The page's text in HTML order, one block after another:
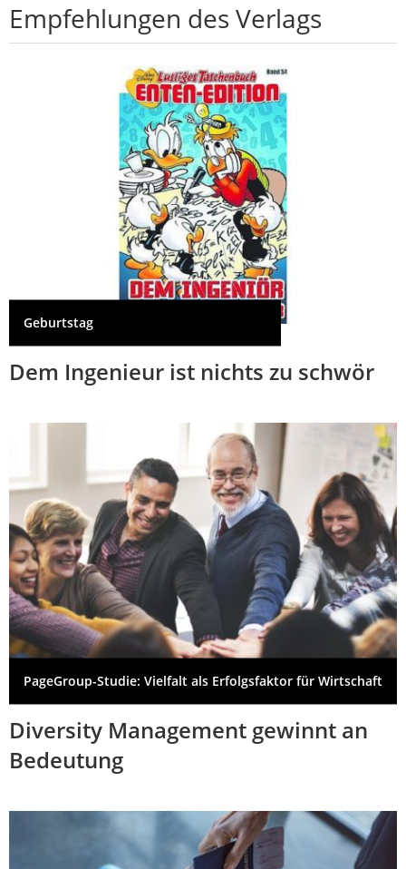
Empfehlungen des Verlags
Geburtstag
Dem Ingenieur ist nichts zu schwör
PageGroup-Studie: Vielfalt als Erfolgsfaktor für Wirtschaft
Diversity Management gewinnt an
Bedeutung